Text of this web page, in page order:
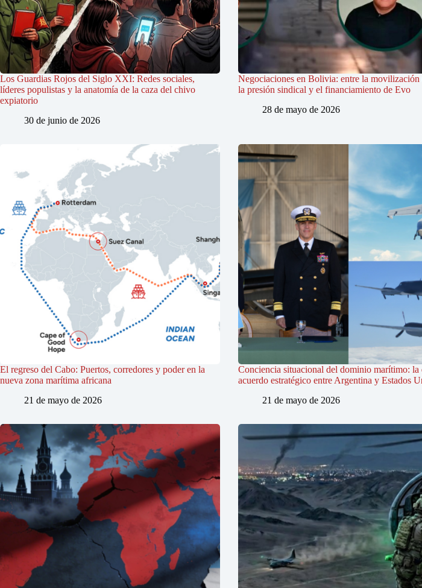
Los Guardias Rojos del Siglo XXI: Redes sociales,
líderes populistas y la anatomía de la caza del chivo
expiatorio
30 de junio de 2026
Negociaciones en Bolivia: entre la movilización
la presión sindical y el financiamiento de Evo
28 de mayo de 2026
El regreso del Cabo: Puertos, corredores y poder en la
nueva zona marítima africana
21 de mayo de 2026
Conciencia situacional del dominio marítimo: la
acuerdo estratégico entre Argentina y Estados
21 de mayo de 2026